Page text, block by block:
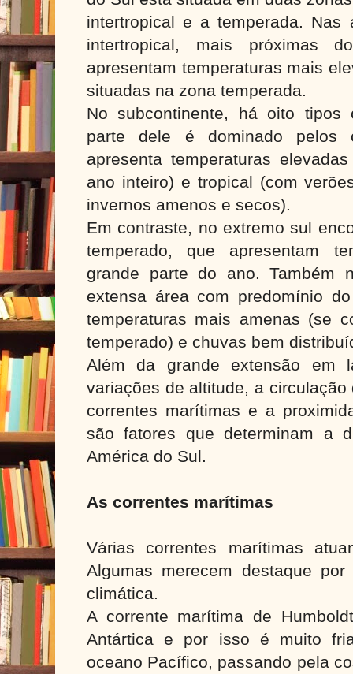
intertropical e a temperada. Nas
intertropical, mais próximas
apresentam temperaturas mais
situadas na zona temperada.
No subcontinente, há oito tipos
parte dele é dominado pelos
apresenta temperaturas
ano inteiro) e tropical (com
invernos amenos e secos).
Em contraste, no extremo sul
temperado, que apresentam
grande parte do ano. Também
extensa área com predomínio
temperaturas mais amenas (se
temperado) e chuvas bem
Além da grande extensão em
variações de altitude, a
correntes marítimas e a
são fatores que determinam a
América do Sul.
As correntes marítimas
Várias correntes marítimas
Algumas merecem destaque
climática.
A corrente marítima de
Antártica e por isso é muito
oceano Pacífico, passando pela